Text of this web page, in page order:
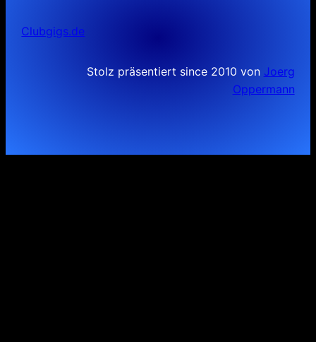
Clubgigs.de
Stolz präsentiert since 2010 von Joerg
Oppermann